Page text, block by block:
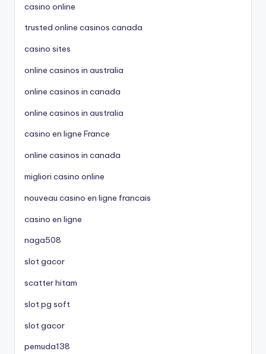
casino online
trusted online casinos canada
casino sites
online casinos in australia
online casinos in canada
online casinos in australia
casino en ligne France
online casinos in canada
migliori casino online
nouveau casino en ligne francais
casino en ligne
naga508
slot gacor
scatter hitam
slot pg soft
slot gacor
pemuda138